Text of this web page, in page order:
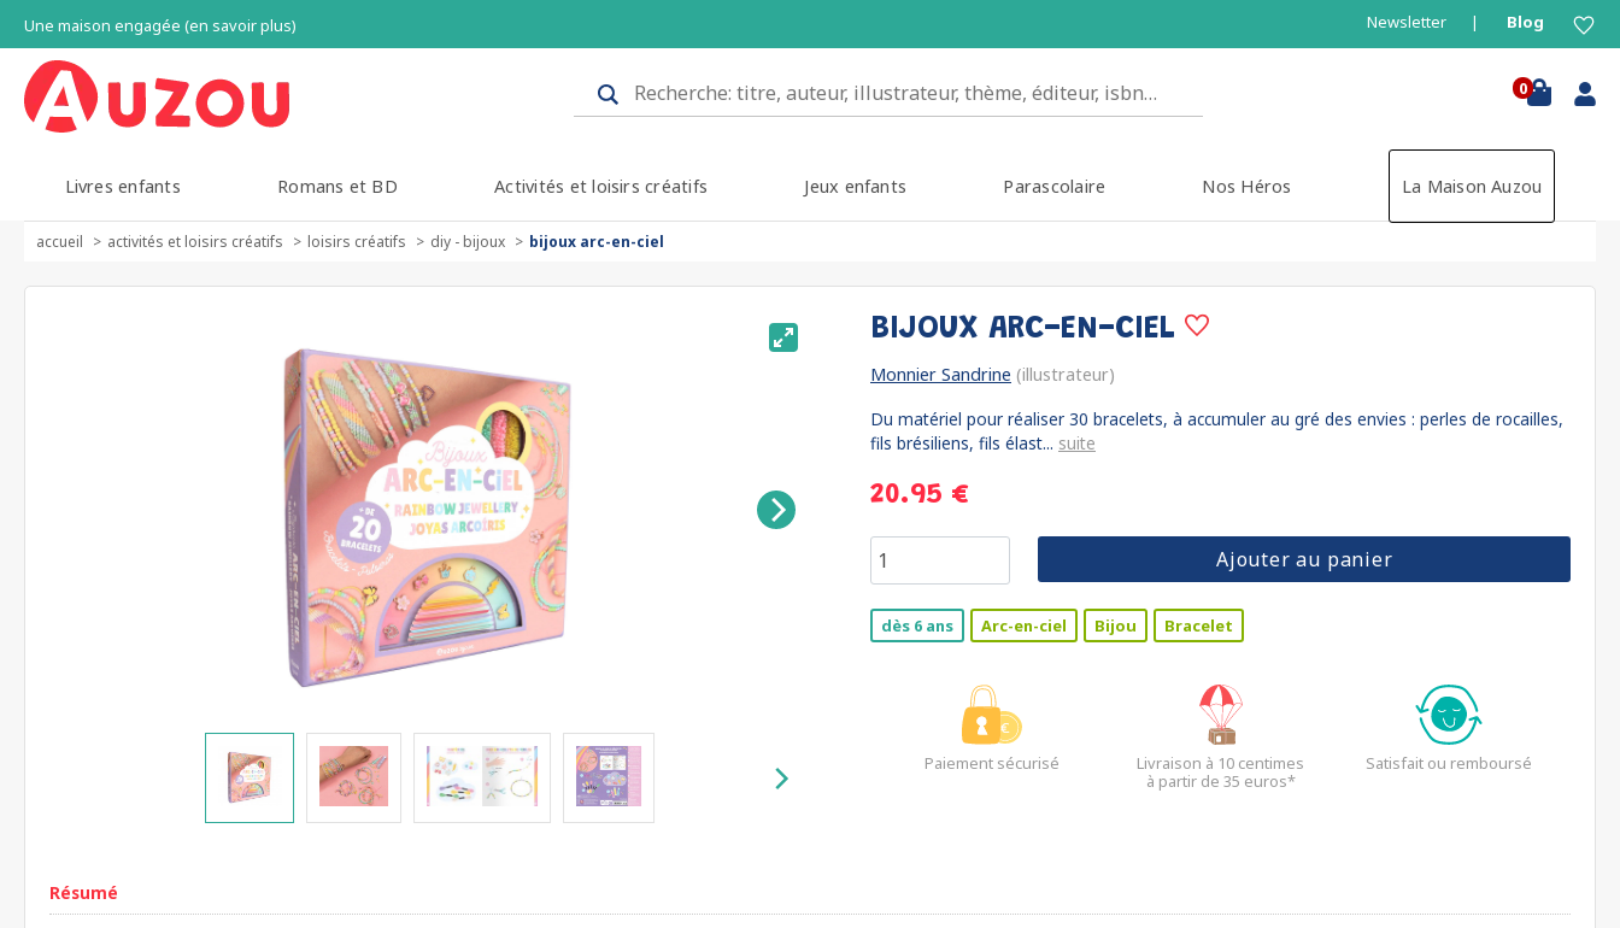
Une maison engagée (en savoir plus) Newsletter Blog
0
Livres enfants Romans et BD Activités et loisirs créatifs Jeux enfants Parascolaire Nos Héros La Maison Auzou
accueil activités et loisirs créatifs loisirs créatifs diy - bijoux bijoux arc-en-ciel
BIJOUX ARC-EN-CIEL
Monnier Sandrine (illustrateur)
Du matériel pour réaliser 30 bracelets, à accumuler au gré des envies : perles de rocailles,
fils brésiliens, fils élast... suite
20.95 €
Ajouter au panier
dès 6 ans Arc-en-ciel Bijou Bracelet
Paiement sécurisé
Livraison à 10 centimes
à partir de 35 euros*
Satisfait ou remboursé
Résumé